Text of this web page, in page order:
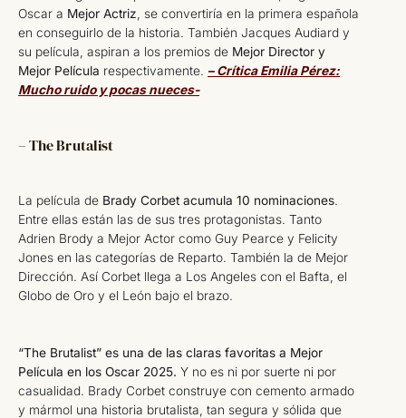
Oscar a Mejor Actriz , se convertiría en la primera española
en conseguirlo de la historia. También Jacques Audiard y
su película, aspiran a los premios de Mejor Director y
Mejor Película respectivamente. – Crítica Emilia Pérez:
Mucho ruido y pocas nueces-
– The Brutalist
La película de Brady Corbet acumula 10 nominaciones.
Entre ellas están las de sus tres protagonistas. Tanto
Adrien Brody a Mejor Actor como Guy Pearce y Felicity
Jones en las categorías de Reparto. También la de Mejor
Dirección. Así Corbet llega a Los Angeles con el Bafta, el
Globo de Oro y el León bajo el brazo.
“The Brutalist” es una de las claras favoritas a Mejor
Película en los Oscar 2025. Y no es ni por suerte ni por
casualidad. Brady Corbet construye con cemento armado
y mármol una historia brutalista, tan segura y sólida que